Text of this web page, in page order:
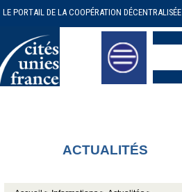
LE PORTAIL DE LA COOPÉRATION DÉCENTRALISÉE
ACTUALITÉS